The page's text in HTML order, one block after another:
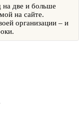
на две и больше
на сайте.
организации – и